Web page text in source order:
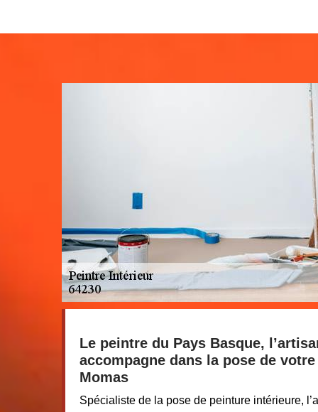
Le peintre du Pays Basque,
accompagne dans la pose de
Momas
Spécialiste de la pose de peinture intérieure,